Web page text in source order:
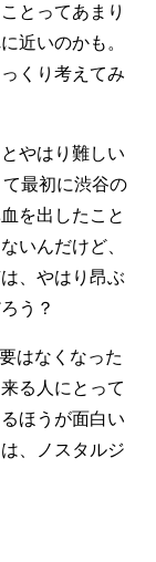
とってあまり
近いのかも。
くり考えてみ
やはり難しい
最初に渋谷の
を出したこと
いんだけど、
、やはり昂ぶ
う？
はなくなった
る人にとって
ほうが面白い
、ノスタルジ